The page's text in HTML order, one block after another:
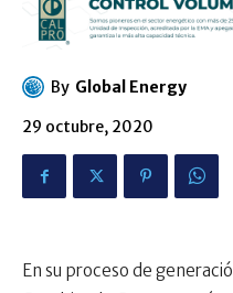
By Global Energy
29 octubre, 2020
En su proceso de